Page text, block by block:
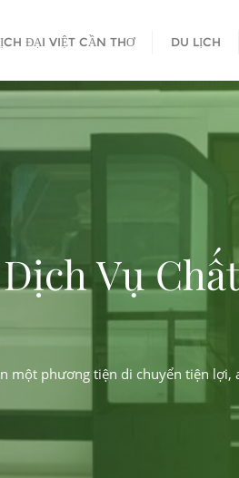
ĐẠI VIỆT CẦN THƠ DU LỊCH
– Dịch
gia đình và cần một phương tiện di
[...]
Trong
tiến.